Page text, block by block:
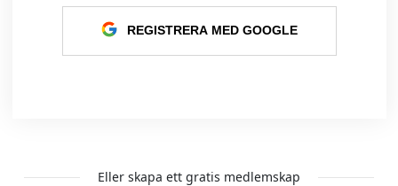
REGISTRERA MED GOOGLE
Eller skapa ett gratis medlemskap